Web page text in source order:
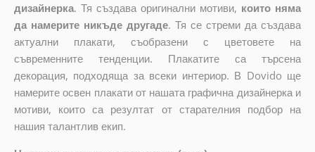
дизайнерка. Тя създава оригинални мотиви, които няма
да намерите никъде другаде. Тя се стреми да създава
актуални плакати, съобразени с цветовете на
съвременните тенденции. Плакатите са търсена
декорация, подходяща за всеки интериор. В Dovido ще
намерите освен плакати от нашата графична дизайнерка и
мотиви, които са резултат от старателния подбор на
нашия талантлив екип.